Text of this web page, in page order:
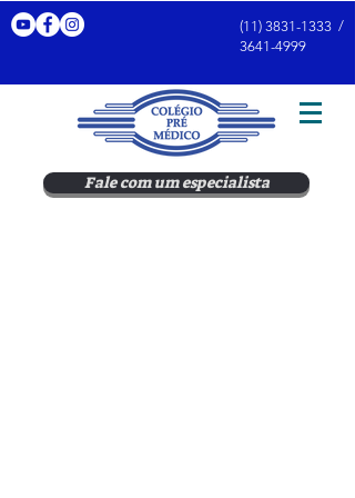
(11) 3831-1333 /
3641-4999
Fale com um especialista